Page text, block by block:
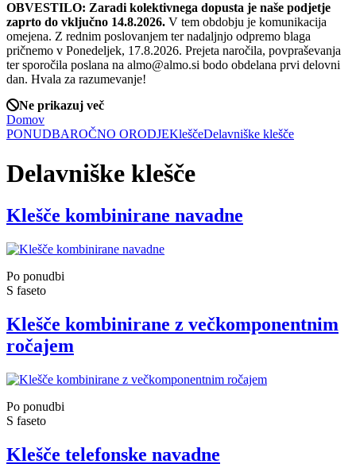
OBVESTILO: Zaradi kolektivnega dopusta je naše podjetje
zaprto do vključno 14.8.2026. V tem obdobju je komunikacija
omejena. Z rednim poslovanjem ter nadaljnjo odpremo blaga
pričnemo v Ponedeljek, 17.8.2026. Prejeta naročila, povpraševanja
ter sporočila poslana na almo@almo.si bodo obdelana prvi delovni
dan. Hvala za razumevanje!
Ne prikazuj več
Domov
PONUDBAROČNO ORODJEKleščeDelavniške klešče
Delavniške klešče
Klešče kombinirane navadne
Po ponudbi
S faseto
Klešče kombinirane z večkomponentnim
ročajem
Po ponudbi
S faseto
Klešče telefonske navadne